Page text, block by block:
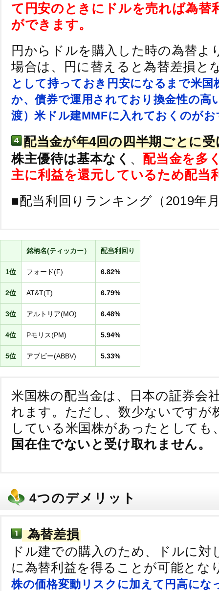
て円安のときにドルを売れば為替
ができます。
円からドルを購入した時の為替よ
場合は、円に替えると為替差損と
として持っておき円安になるまで米国
か、債券で運用されており換金性の高
渡）米ドル建MMFに入れておくのが
配当金が年4回の四半期ごとに
株主優待は基本なく 、 配当金を多
主に利益を還元しているため配当
■配当利回りランキング（2019年
銘柄名(ティッカー） 配当利回り
1位 フォード(F) 6.82%
2位 AT&T(T) 6.79%
3位 アルトリア(MO) 6.48%
4位 Pモリス(PM) 5.94%
5位 アブビー(ABBV) 5.33%
米国株の配当金は、日本の証券会
れます。ただし、数少ないですが
している米国株があったとしても
国在住でないと受け取れません。
4つのデメリット
為替差損
ドル建での購入のため、ドルに対
に為替利益を得ることが可能とな
株の価格変動リスクに加えて円高にな